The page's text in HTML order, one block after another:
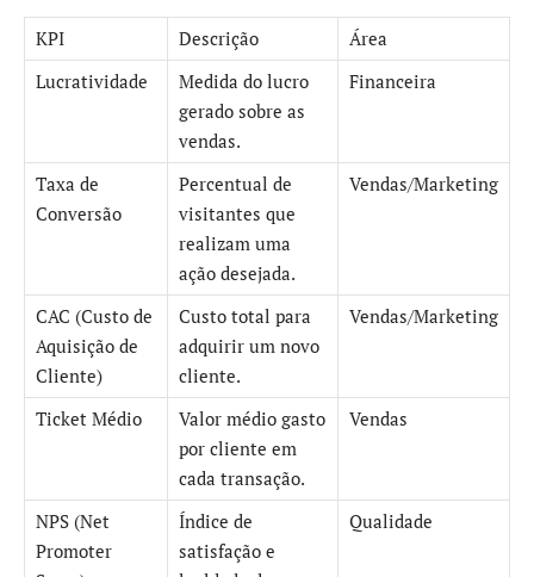
KPI Descrição
Área
Lucratividade
Medida do lucro
gerado sobre as
vendas.
Financeira
Taxa de
Conversão
Percentual de
visitantes que
realizam uma
ação desejada.
Vendas/Marketing
CAC (Custo de
Aquisição de
Cliente)
Custo total para
adquirir um novo
cliente.
Vendas/Marketing
Ticket Médio
Valor médio gasto
por cliente em
cada transação.
Vendas
NPS (Net
Promoter
Índice de
satisfação e
Qualidade